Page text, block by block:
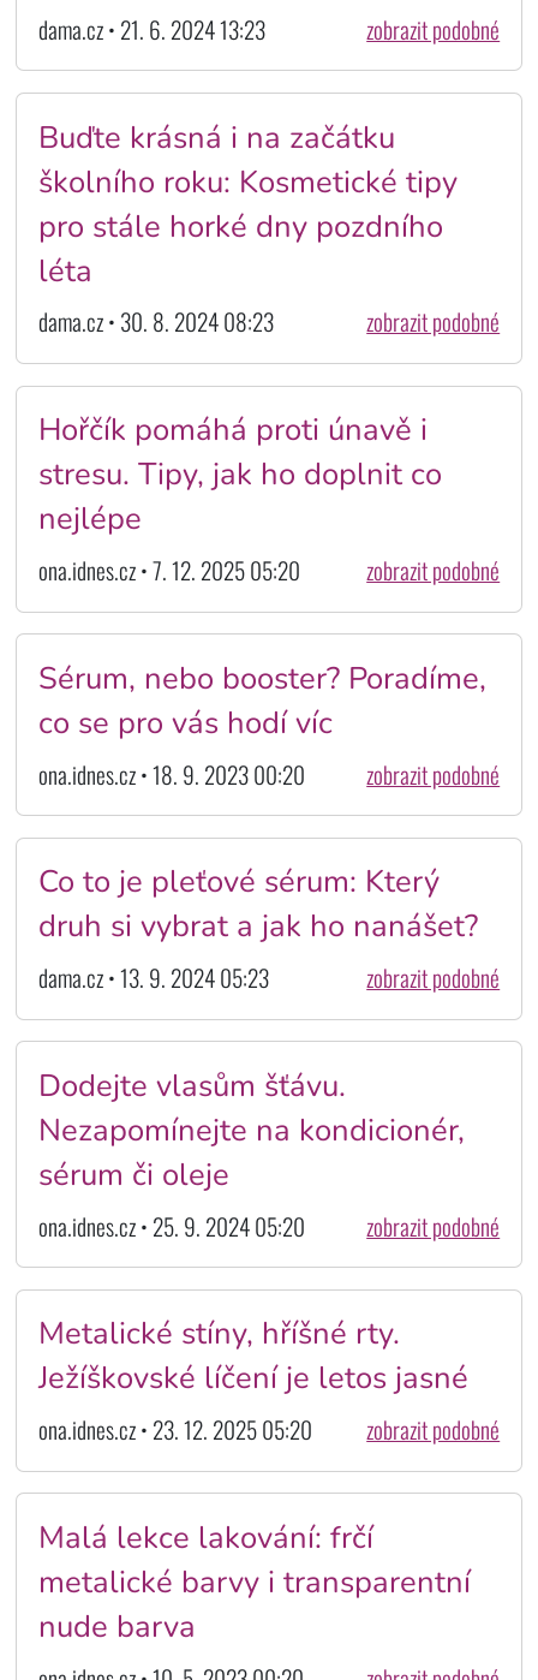
dama.cz • 21. 6. 2024 13:23 zobrazit podobné
Buďte krásná i na začátku
školního roku: Kosmetické tipy
pro stále horké dny pozdního
léta
dama.cz • 30. 8. 2024 08:23 zobrazit podobné
Hořčík pomáhá proti únavě i
stresu. Tipy, jak ho doplnit co
nejlépe
ona.idnes.cz • 7. 12. 2025 05:20 zobrazit podobné
Sérum, nebo booster? Poradíme,
co se pro vás hodí víc
ona.idnes.cz • 18. 9. 2023 00:20 zobrazit podobné
Co to je pleťové sérum: Který
druh si vybrat a jak ho nanášet?
dama.cz • 13. 9. 2024 05:23 zobrazit podobné
Dodejte vlasům šťávu.
Nezapomínejte na kondicionér,
sérum či oleje
ona.idnes.cz • 25. 9. 2024 05:20 zobrazit podobné
Metalické stíny, hříšné rty.
Ježíškovské líčení je letos jasné
ona.idnes.cz • 23. 12. 2025 05:20 zobrazit podobné
Malá lekce lakování: frčí
metalické barvy i transparentní
nude barva